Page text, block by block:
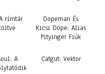
rímtár
Dopeman És
Kicsi Dope: Alias
Pityinger Fiúk
A
Cafgut: Vektor